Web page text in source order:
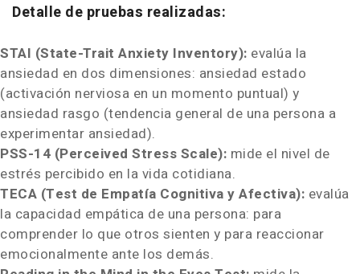
Detalle de pruebas realizadas:
STAI (State-Trait Anxiety Inventory): evalúa la
ansiedad en dos dimensiones: ansiedad estado
(activación nerviosa en un momento puntual) y
ansiedad rasgo (tendencia general de una persona a
experimentar ansiedad).
PSS-14 (Perceived Stress Scale): mide el nivel de
estrés percibido en la vida cotidiana.
TECA (Test de Empatía Cognitiva y Afectiva): evalúa
la capacidad empática de una persona: para
comprender lo que otros sienten y para reaccionar
emocionalmente ante los demás.